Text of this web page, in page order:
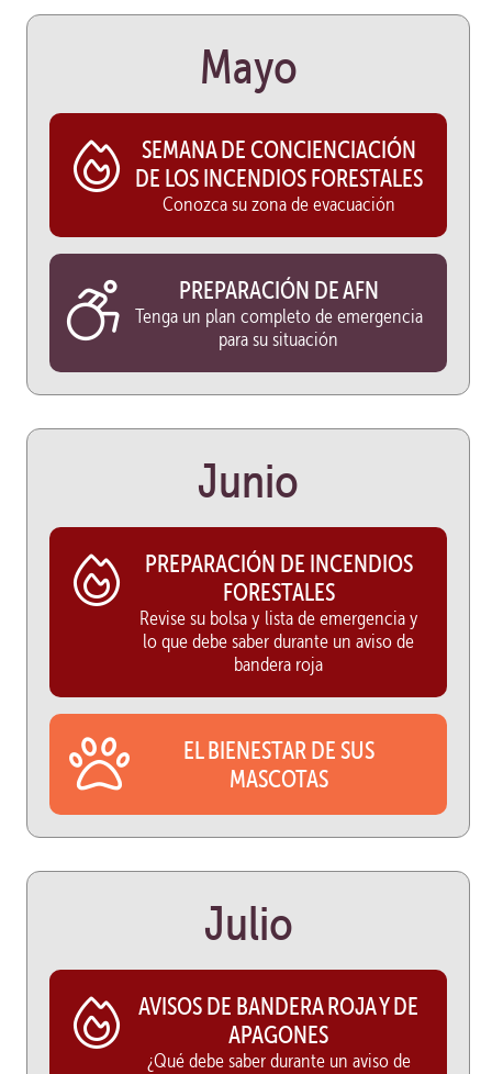
Mayo
SEMANA DE CONCIENCIACIÓN
DE LOS INCENDIOS FORESTALES
Conozca su zona de evacuación
PREPARACIÓN DE AFN
Tenga un plan completo de emergencia
para su situación
Junio
PREPARACIÓN DE INCENDIOS
FORESTALES
Revise su bolsa y lista de emergencia y
lo que debe saber durante un aviso de
bandera roja
EL BIENESTAR DE SUS
MASCOTAS
Julio
AVISOS DE BANDERA ROJA Y DE
APAGONES
¿Qué debe saber durante un aviso de